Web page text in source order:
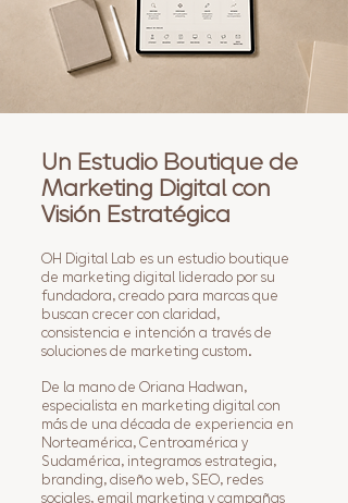
Un Estudio Boutique de
Marketing Digital con
Visión Estratégica
OH Digital Lab es un estudio boutique
de marketing digital liderado por su
fundadora, creado para marcas que
buscan crecer con claridad,
consistencia e intención a través de
soluciones de marketing custom.
De la mano de Oriana Hadwan,
especialista en marketing digital con
más de una década de experiencia en
Norteamérica, Centroamérica y
Sudamérica, integramos estrategia,
branding, diseño web, SEO, redes
sociales, email marketing y campañas